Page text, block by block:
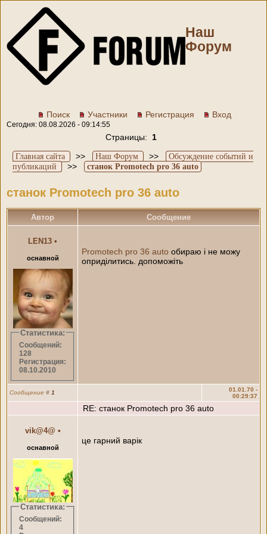
Наш
Форум
Поиск Участники Регистрация Вход
Сегодня: 08.08.2026 - 09:14:55
Страницы: 1
Главная сайта >> Наш Форум >>
Обсуждение событий и
публикаций
>> станок Promotech pro 36 auto
станок Promotech pro 36 auto
Автор Сообщение
LEN13 •
оснавной
Статистика:
Сообщений:
128
Регистрация:
08.10.2010
Promotech pro 36 auto обираю і не можу
оприділитись. допоможіть
Сообщение # 1
01.01.70 -
00:29:37
RE: станок Promotech pro 36 auto
vik@4@ •
оснавной
Статистика:
Сообщений:
4
це гарний варік